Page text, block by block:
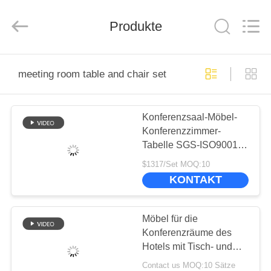
HAUSE
PRODUKTE
VR-
SHOW
Rights
Produkte
meeting room table and chair set
Konferenzsaal-Möbel-
Konferenzzimmer-
Tabelle SGS-ISO9001
und Stuhl-Satz
$1317/Set MOQ:10
KONTAKT
Möbel für die
Konferenzräume des
Hotels mit Tisch- und
Stuhl-Set
Contact us MOQ:10 Sätze